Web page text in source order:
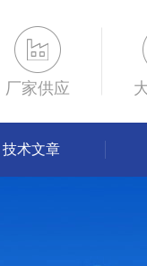
厂家供应
技术文章